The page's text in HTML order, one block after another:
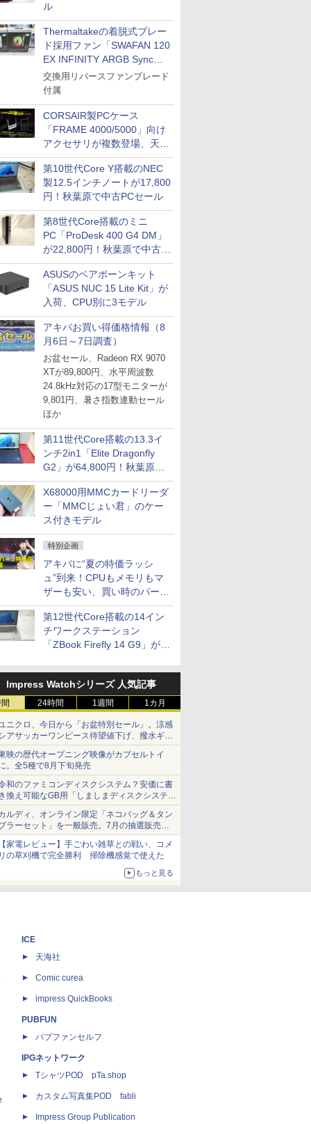
ル
Thermaltakeの着脱式ブレー
ド採用ファン「SWAFAN 120
EX INFINITY ARGB Sync」
に単品パッケージ
交換用リバースファンブレード
付属
CORSAIR製PCケース
「FRAME 4000/5000」向け
アクセサリが複数登場、天然
木製パネルや背面コネクタ対
応トレイなど
第10世代Core Y搭載のNEC
製12.5インチノートが17,800
円！秋葉原で中古PCセール
第8世代Core搭載のミニ
PC「ProDesk 400 G4 DM」
が22,800円！秋葉原で中古
PCセール
ASUSのベアボーンキット
「ASUS NUC 15 Lite Kit」が
入荷、CPU別に3モデル
アキバお買い得価格情報（8
月6日～7日調査）
お盆セール、Radeon RX 9070
XTが89,800円、水平周波数
24.8kHz対応の17型モニターが
9,801円、暑さ指数連動セール
ほか
第11世代Core搭載の13.3イ
ンチ2in1「Elite Dragonfly
G2」が64,800円！秋葉原で
中古PCセール
X68000用MMCカードリーダ
ー「MMCじょい君」のケー
ス付きモデル
特別企画
アキバに“夏の特価ラッシ
ュ”到来！CPUもメモリもマ
ザーも安い、買い時のパーツ
は？【8月7日(金)22時配信】
第12世代Core搭載の14イン
チワークステーション
「ZBook Firefly 14 G9」が
セール
Impress Watchシリーズ 人気記事
24時間 1週間 1カ月
ニクロ、今日から「お盆特別セール」。涼感
アサッカーワンピース待望値下げ、撥水ギア
ョーツは1990円に
映の歴代オープニング映像がカプセルトイ
。全5種で8月下旬発売
和のファミコンディスクシステム？安価に書
換え可能なGB用「しましまディスクシステ
」
ルディ、オンライン限定「ネコバッグ＆タン
ラーセット」を一般販売。7月の抽選販売の
選無効分
家電レビュー】手ごわい雑草との戦い、コメ
の草刈機で完全勝利 掃除機感覚で使えた
もっと見る
ICE
天海社
Comic curea
impress QuickBooks
PUBFUN
パブファンセルフ
IPGネットワーク
TシャツPOD pTa.shop
カスタム写真集POD fabli
Impress Group Publication